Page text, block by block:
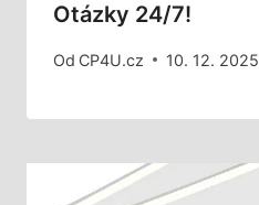
Otázky 24/7!
Od CP4U.cz 10. 12. 2025